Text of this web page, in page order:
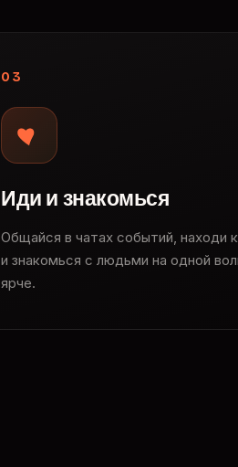
03
Иди и знакомься
Общайся в чатах событий, находи
и знакомься с людьми на одной
ярче.